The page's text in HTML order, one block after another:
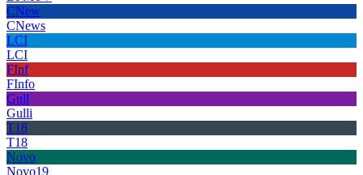
CNew
CNews
LCI
LCI
FInf
FInfo
Gull
Gulli
T18
T18
Novo
Novo19